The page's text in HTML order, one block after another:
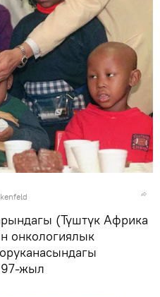
(Түштүк Африка
онкологиялык
жыл